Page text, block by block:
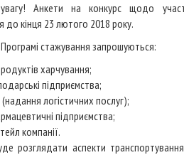
Анкети на конкурс щодо
до кінця 23 лютого 2018 року.
Програмі стажування запрошуються:
харчування;
підприємства;
(надання логістичних послуг);
підприємства;
компанії.
розглядати аспекти